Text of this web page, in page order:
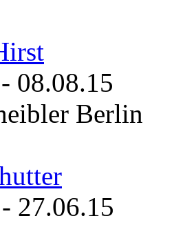
- 08.08.15
Berlin
- 27.06.15